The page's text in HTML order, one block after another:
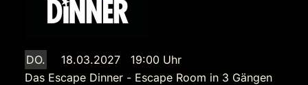
DO.
18.03.2027 19:00 Uhr
Das Escape Dinner - Escape Room in 3 Gängen